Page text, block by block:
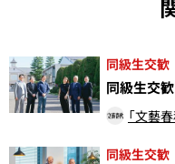
同級生交歓
同級生交
「文藝
同級生交歓